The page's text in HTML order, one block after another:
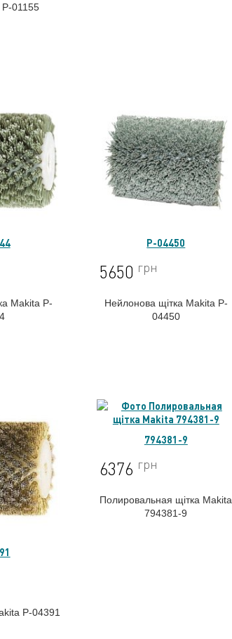
P-01155
Makita P-
P-04450
5650 грн
Нейлонова щітка Makita P-
04450
P-04391
794381-9
6376 грн
Полировальная щітка Makita
794381-9